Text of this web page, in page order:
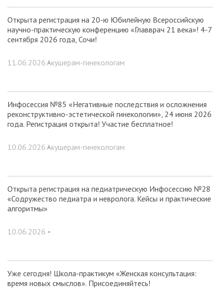
Открыта регистрация на 20-ю Юбилейную Всероссийскую
научно-практическую конференцию «Главврач 21 века»! 4-7
сентября 2026 года, Сочи!
11.06.2026 •Акушерам-гинекологам
Инфосессия №85 «Негативные последствия и осложнения
реконструктивно-эстетической гинекологии», 24 июня 2026
года. Регистрация открыта! Участие бесплатное!
10.06.2026 •Акушерам-гинекологам
Открыта регистрация на педиатрическую Инфосессию №28
«Содружество педиатра и невролога. Кейсы и практические
алгоритмы»
10.06.2026 •
Уже сегодня! Школа-практикум «Женская консультация:
время новых смыслов». Присоединяйтесь!